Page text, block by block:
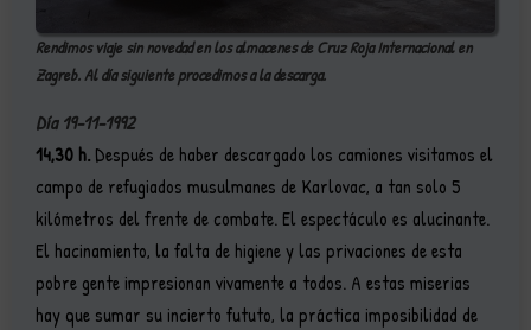
Rendimos viaje sin novedad en los almacenes de Cruz Roja Internacional en
Zagreb. Al día siguiente procedimos a la descarga.
Día 19-11-1992
14,30 h. Después de haber descargado los camiones visitamos el
campo de refugiados musulmanes de Karlovac, a tan solo 5
kilómetros del frente de combate. El espectáculo es alucinante.
El hacinamiento, la falta de higiene y las privaciones de esta
pobre gente impresionan vivamente a todos. A estas miserias
hay que sumar su incierto fututo, la práctica imposibilidad de